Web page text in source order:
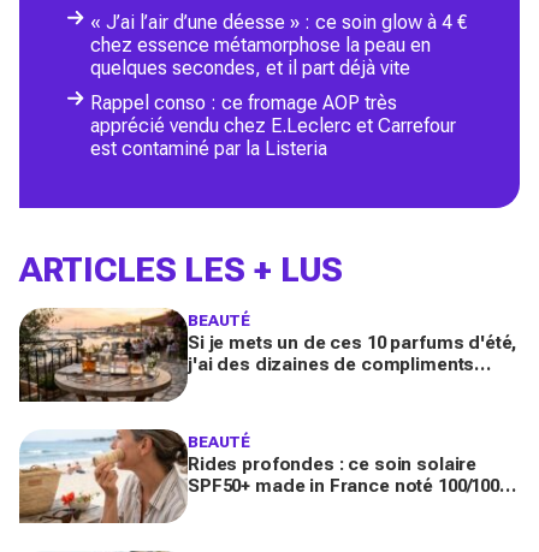
« J’ai l’air d’une déesse » : ce soin glow à 4 €
chez essence métamorphose la peau en
quelques secondes, et il part déjà vite
Rappel conso : ce fromage AOP très
apprécié vendu chez E.Leclerc et Carrefour
est contaminé par la Listeria
ARTICLES LES + LUS
BEAUTÉ
Si je mets un de ces 10 parfums d'été,
j'ai des dizaines de compliments
BEAUTÉ
Rides profondes : ce soin solaire
SPF50+ made in France noté 100/100